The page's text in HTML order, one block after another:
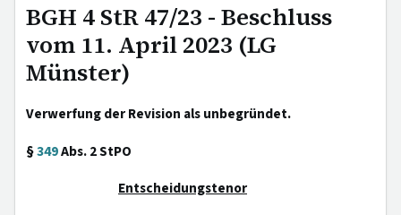
BGH 4 StR 47/23 - Beschluss
vom 11. April 2023 (LG
Münster)
Verwerfung der Revision als unbegründet.
§349Abs. 2 StPO
Entscheidungstenor